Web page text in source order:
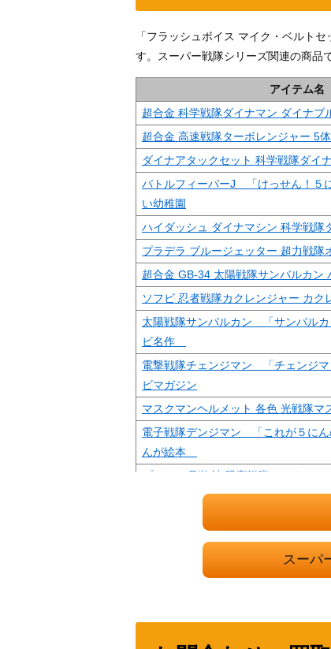
「フラッシュボイス マイク・ベルト
す。スーパー戦隊シリーズ関連の商品
アイテム名
超合金 科学戦隊ダイナマン ダイナブ
超合金 高速戦隊ターボレンジャー 5
ダイナアタックセット 科学戦隊ダイ
バトルフィーバーJ 「けっせん！５
い幼稚園
ハイダッシュ ダイナマシン 科学戦隊
プラデラ ブルージェッター 超力戦隊
超合金 GB-34 太陽戦隊サンバルカン
ソフビ 忍者戦隊カクレンジャー カク
太陽戦隊サンバルカン 「サンバル
ビ名作
電撃戦隊チェンジマン 「チェンジ
ビマガジン
マスクマンヘルメット 各色 光戦隊マ
電子戦隊デンジマン 「これが５に
んが絵本
プラデラ 剛龍神 恐竜戦隊ジュウレン
超合金 GB-34 太陽戦隊サンバルカン
電子戦隊デンジマン 「たたかえ！
プラデラ スピンクルーザー 光戦隊マ
スーパ